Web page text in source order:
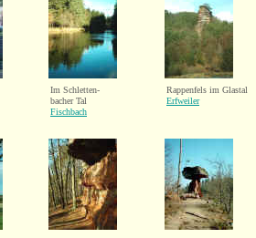
Im Schletten-
bacher Tal
Fischbach
Rappenfels im Glastal
Erfweiler